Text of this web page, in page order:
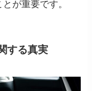
が重要です。
する真実